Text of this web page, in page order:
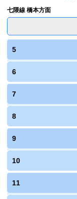
七隈線 橋本方面
5
6
7
8
9
10
11